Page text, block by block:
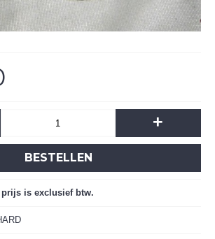
+
BESTELLEN
prijs is exclusief btw.